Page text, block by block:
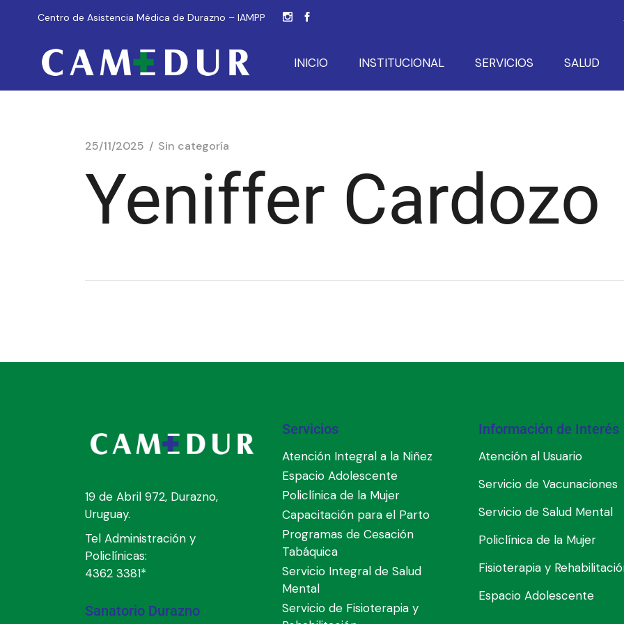
Centro de Asistencia Médica de Durazno – IAMPP
INICIO INSTITUCIONAL SERVICIOS SALUD
25/11/2025 Sin categoría
Yeniffer Cardozo
19 de Abril 972, Durazno,
Uruguay.
Tel Administración y
Policlínicas:
4362 3381*
Sanatorio Durazno
Servicios
Atención Integral a la Niñez
Espacio Adolescente
Policlínica de la Mujer
Capacitación para el Parto
Programas de Cesación
Tabáquica
Servicio Integral de Salud
Mental
Servicio de Fisioterapia y
Información de Interés
Atención al Usuario
Servicio de Vacunaciones
Servicio de Salud Mental
Policlínica de la Mujer
Fisioterapia y
Espacio Adolescente